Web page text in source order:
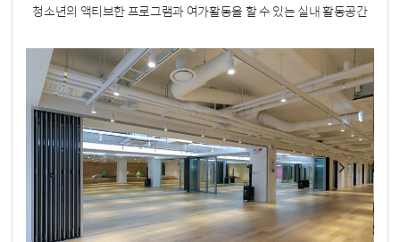
청소년의 액티브한 프로그램과 여가활동을 할 수 있는 실내 활동공간